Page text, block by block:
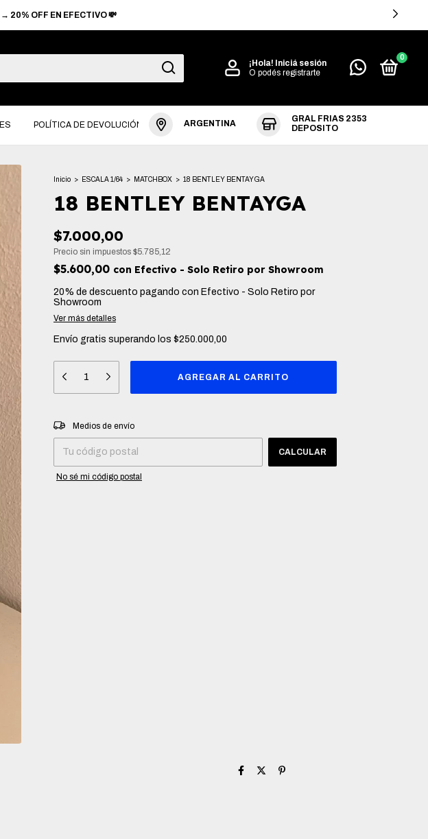
SIN INTERES EN COMPRAS +$360.000
¡Hola! Iniciá sesión
O podés registrarte
0
POLÍTICA DE DEVOLUCIÓN ARGENTINA
GRAL FRIAS 2353
DEPOSITO
Inicio > ESCALA 1/64 > MATCHBOX > 18 BENTLEY BENTAYGA
18 BENTLEY BENTAYGA
$7.000,00
Precio sin impuestos $5.785,12
$5.600,00 con Efectivo - Solo Retiro por Showroom
20% de descuento pagando con Efectivo - Solo Retiro por
Showroom
Ver más detalles
Envío gratis superando los $250.000,00
Entregas para el CP:
Medios de envío
CALCULAR
No sé mi código postal